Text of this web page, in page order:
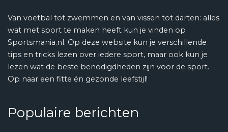
Van voetbal tot zwemmen en van vissen tot darten: alles
wat met sport te maken heeft kun je vinden op
Sportsmania.nl. Op deze website kun je verschillende
tips en tricks lezen over iedere sport, maar ook kun je
lezen wat de beste benodigdheden zijn voor de sport.
Op naar een fitte én gezonde leefstijl!
Populaire berichten